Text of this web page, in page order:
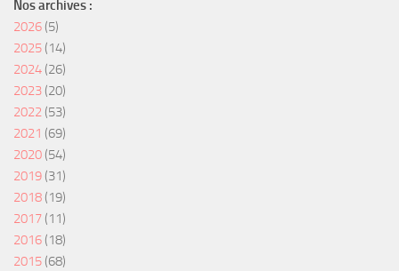
Nos archives :
2026 (5)
2025 (14)
2024 (26)
2023 (20)
2022 (53)
2021 (69)
2020 (54)
2019 (31)
2018 (19)
2017 (11)
2016 (18)
2015 (68)